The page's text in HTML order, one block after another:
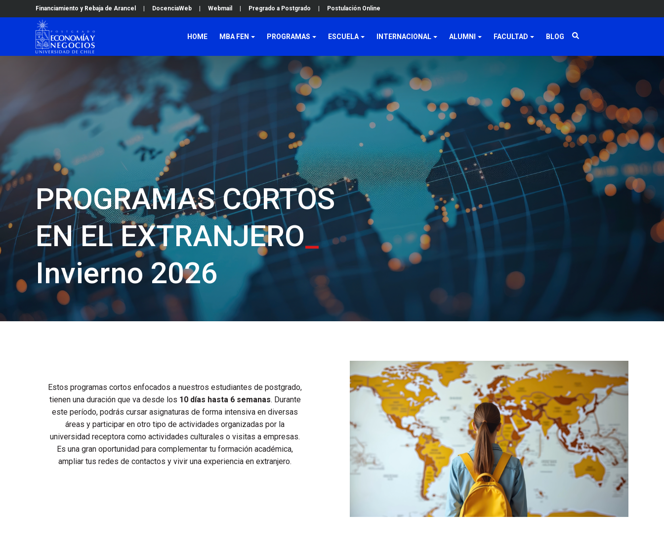
Financiamiento y Rebaja de Arancel DocenciaWeb Webmail Pregrado a Postgrado Postulación Online
HOME MBA FEN PROGRAMAS ESCUELA INTERNACIONAL ALUMNI FACULTAD BLOG
PROGRAMAS CORTOS
EN EL EXTRANJERO_
Invierno 2026
Estos programas cortos enfocados a nuestros estudiantes de postgrado,
tienen una duración que va desde los 10 días hasta 6 semanas. Durante
este período, podrás cursar asignaturas de forma intensiva en diversas
áreas y participar en otro tipo de actividades organizadas por la
universidad receptora como actividades culturales o visitas a empresas.
Es una gran oportunidad para complementar tu formación académica,
ampliar tus redes de contactos y vivir una experiencia en extranjero.